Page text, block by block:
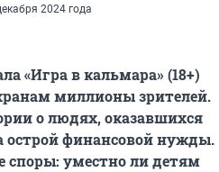
2024 года
«Игра в кальмара» (18+)
миллионы зрителей.
о людях, оказавшихся
финансовой нужды.
споры: уместно ли детям